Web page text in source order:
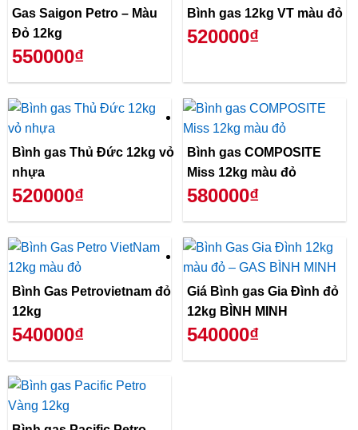
Gas Saigon Petro – Màu
Đỏ 12kg
550000₫
Bình gas 12kg VT màu đỏ
520000₫
Bình gas Thủ Đức 12kg vỏ
nhựa
520000₫
Bình gas COMPOSITE
Miss 12kg màu đỏ
580000₫
Bình Gas Petrovietnam đỏ
12kg
540000₫
Giá Bình gas Gia Đình đỏ
12kg BÌNH MINH
540000₫